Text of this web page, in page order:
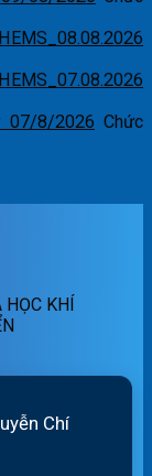
07/8/2026 Chức
KHÍ
Chí